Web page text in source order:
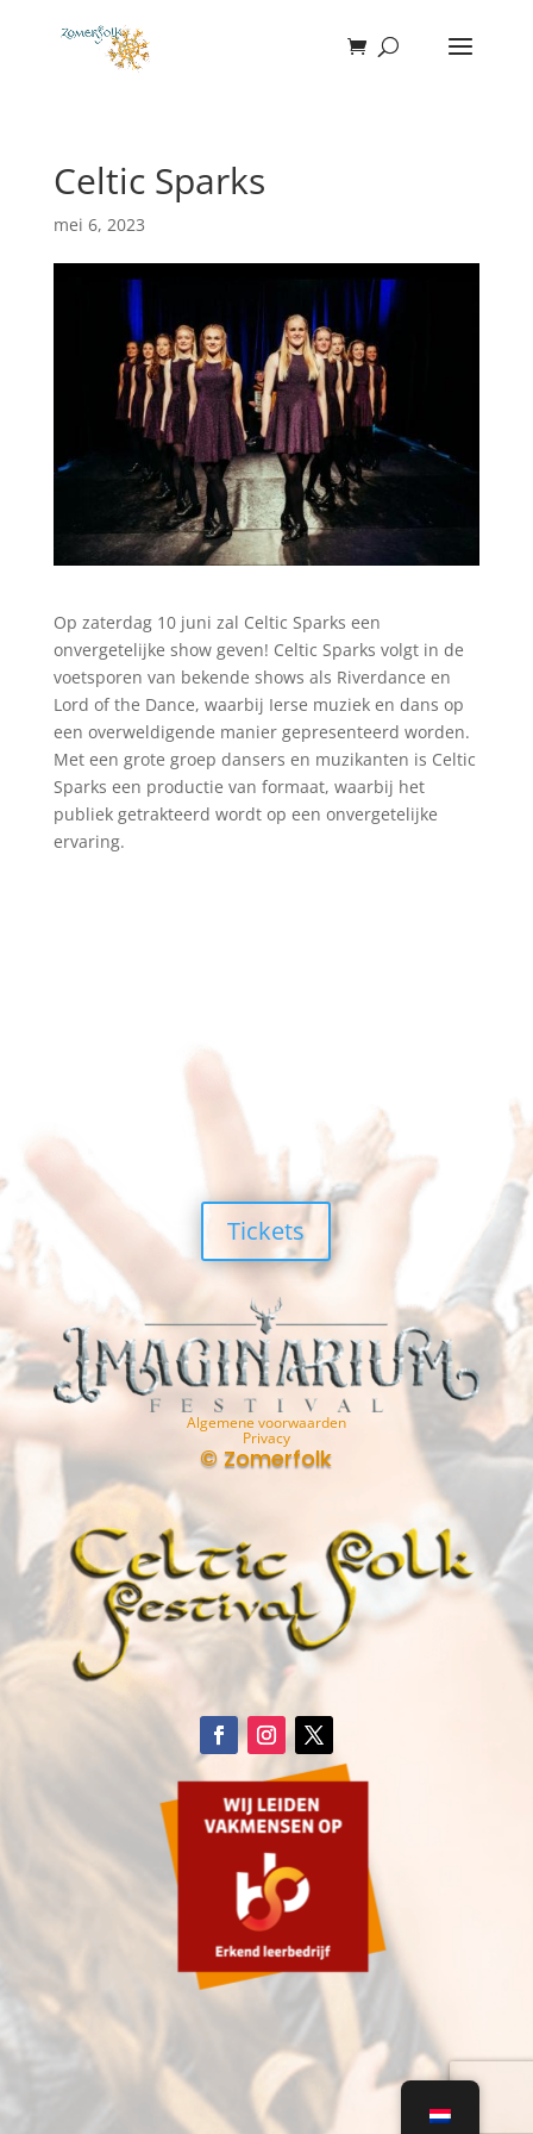
Celtic Sparks
mei 6, 2023
Op zaterdag 10 juni zal Celtic Sparks een
onvergetelijke show geven! Celtic Sparks volgt in de
voetsporen van bekende shows als Riverdance en
Lord of the Dance, waarbij Ierse muziek en dans op
een overweldigende manier gepresenteerd worden.
Met een grote groep dansers en muzikanten is Celtic
Sparks een productie van formaat, waarbij het
publiek getrakteerd wordt op een onvergetelijke
ervaring.
Tickets
Algemene voorwaarden
Privacy
© Zomerfolk